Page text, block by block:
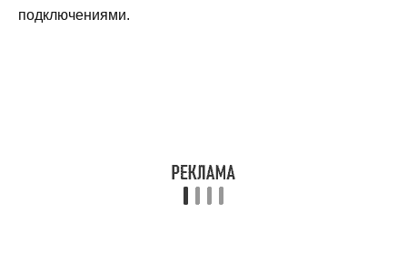
подключениями.